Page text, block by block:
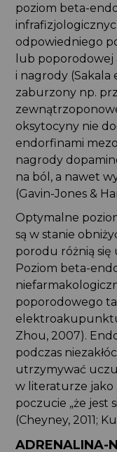
poziom beta-
odpowiedniego
lub poporodowej
i nagrody (Sakala
zaburzony np.
oksytocyny nie
endorfinami
nagrody
na ból, a nawet
(Gavin-Jones &
Optymalne
są w stanie
porodu różnią
Poziom beta-
poporodowego
Zhou, 2007).
podczas
utrzymywać
w literaturze jako
poczucie „że jest
(Cheyney, 2011;
ADRENALINA-